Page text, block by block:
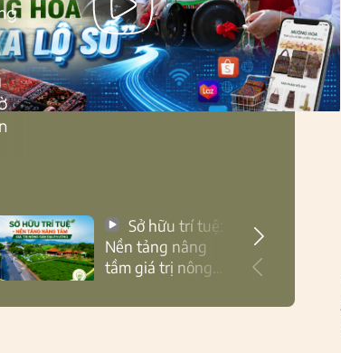
Nền tảng nâng
tầm giá trị nông